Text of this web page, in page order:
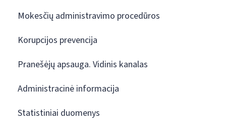
Mokesčių administravimo procedūros
Korupcijos prevencija
Pranešėjų apsauga. Vidinis kanalas
Administracinė informacija
Statistiniai duomenys